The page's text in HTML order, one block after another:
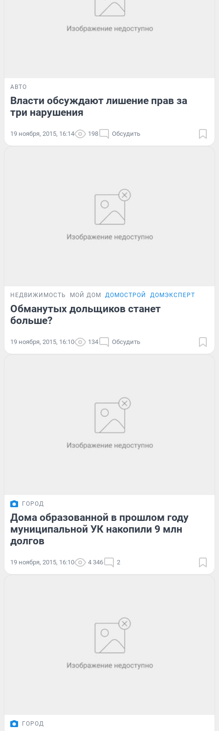
АВТО
Власти обсуждают лишение прав за
три нарушения
19 ноября, 2015, 16:14 198 Обсудить
НЕДВИЖИМОСТЬ МОЙ ДОМ ДОМОСТРОЙ ДОМЭКСПЕРТ
Обманутых дольщиков станет
больше?
19 ноября, 2015, 16:10 134 Обсудить
ГОРОД
Дома образованной в прошлом году
муниципальной УК накопили 9 млн
долгов
19 ноября, 2015, 16:10 4 346 2
ГОРОД